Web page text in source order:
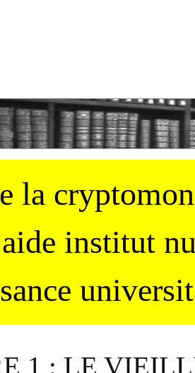
la
institut
1 : LE